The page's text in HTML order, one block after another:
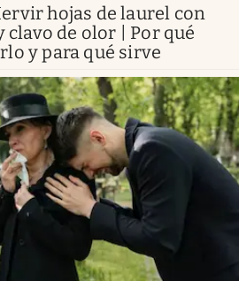
hojas de laurel con
clavo de olor | Por qué
y para qué sirve